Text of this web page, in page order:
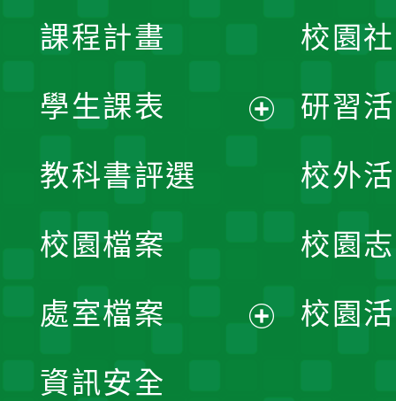
課程計畫
學生課表
單
教科書評選
校園檔案
處室檔案
資訊安全
校園
研習
校外
校園
校園